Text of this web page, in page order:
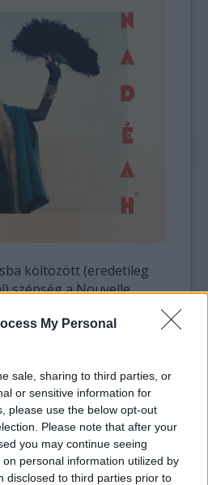
My Personal
sale, sharing to third parties, or
or sensitive information for
please use the below opt-out
Please note that after your
you may continue seeing
personal information utilized by
disclosed to third parties prior to
költözött (eredetileg
szépség a Nouvelle
Camille-hoz vagy
szólókarrierbe
bossa nova, egy szál
hasonlók keverednek
mindehhez pedig
appeallel bőségesen
bebizonyítja, hogy a
túl is van élet – nem is